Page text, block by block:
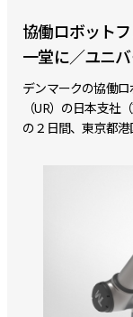
協働ロボット
一堂に／ユニ
デンマークの協働
（UR）の日本支社
の２日間、東京都